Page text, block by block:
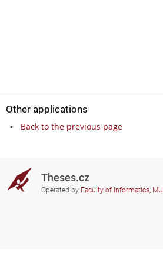
Other applications
Back to the previous page
Theses.cz
Operated by Faculty of Informatics, MU